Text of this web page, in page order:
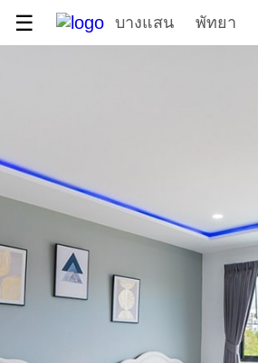
☰ บางแสน พัทยา